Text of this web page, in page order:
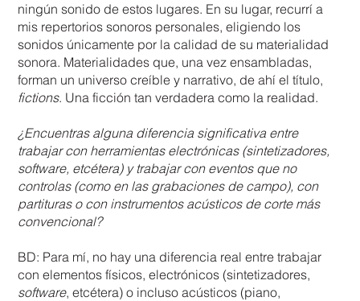
ningún sonido de estos lugares. En su lugar, recurrí a
mis repertorios sonoros personales, eligiendo los
sonidos únicamente por la calidad de su materialidad
sonora. Materialidades que, una vez ensambladas,
forman un universo creíble y narrativo, de ahí el título,
fictions. Una ficción tan verdadera como la realidad.
¿Encuentras alguna diferencia significativa entre
trabajar con herramientas electrónicas (sintetizadores,
software, etcétera) y trabajar con eventos que no
controlas (como en las grabaciones de campo), con
partituras o con instrumentos acústicos de corte más
convencional?
BD: Para mí, no hay una diferencia real entre trabajar
con elementos físicos, electrónicos (sintetizadores,
software, etcétera) o incluso acústicos (piano,